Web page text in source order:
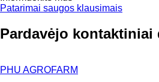
Patarimai saugos klausimais
Pardavėjo kontaktiniai
PHU AGROFARM